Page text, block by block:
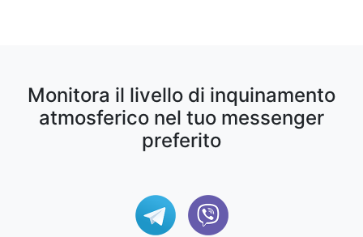
Monitora il livello di inquinamento
atmosferico nel tuo messenger
preferito